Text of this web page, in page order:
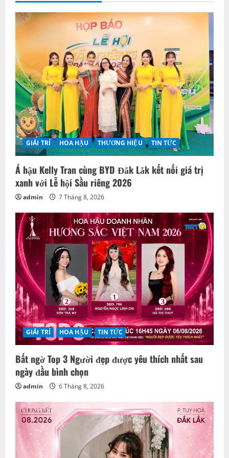
GIẢI TRÍ HOA HẬU THƯƠNG HIỆU TIN TỨC
Á hậu Kelly Tran cùng BYD Đắk Lắk kết nối giá trị
xanh với Lễ hội Sầu riêng 2026
admin 7 Tháng 8, 2026
GIẢI TRÍ HOA HẬU TIN TỨC
Bất ngờ Top 3 Người đẹp được yêu thích nhất sau
ngày đầu bình chọn
admin 6 Tháng 8, 2026